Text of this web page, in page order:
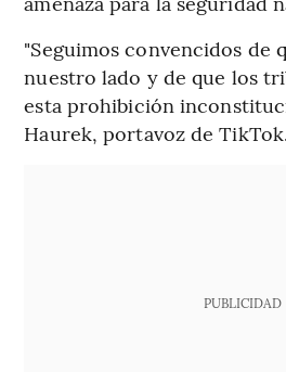
"Seguimos convencidos de
nuestro lado y de que los
esta prohibición
Haurek, portavoz de
PUBLICIDAD